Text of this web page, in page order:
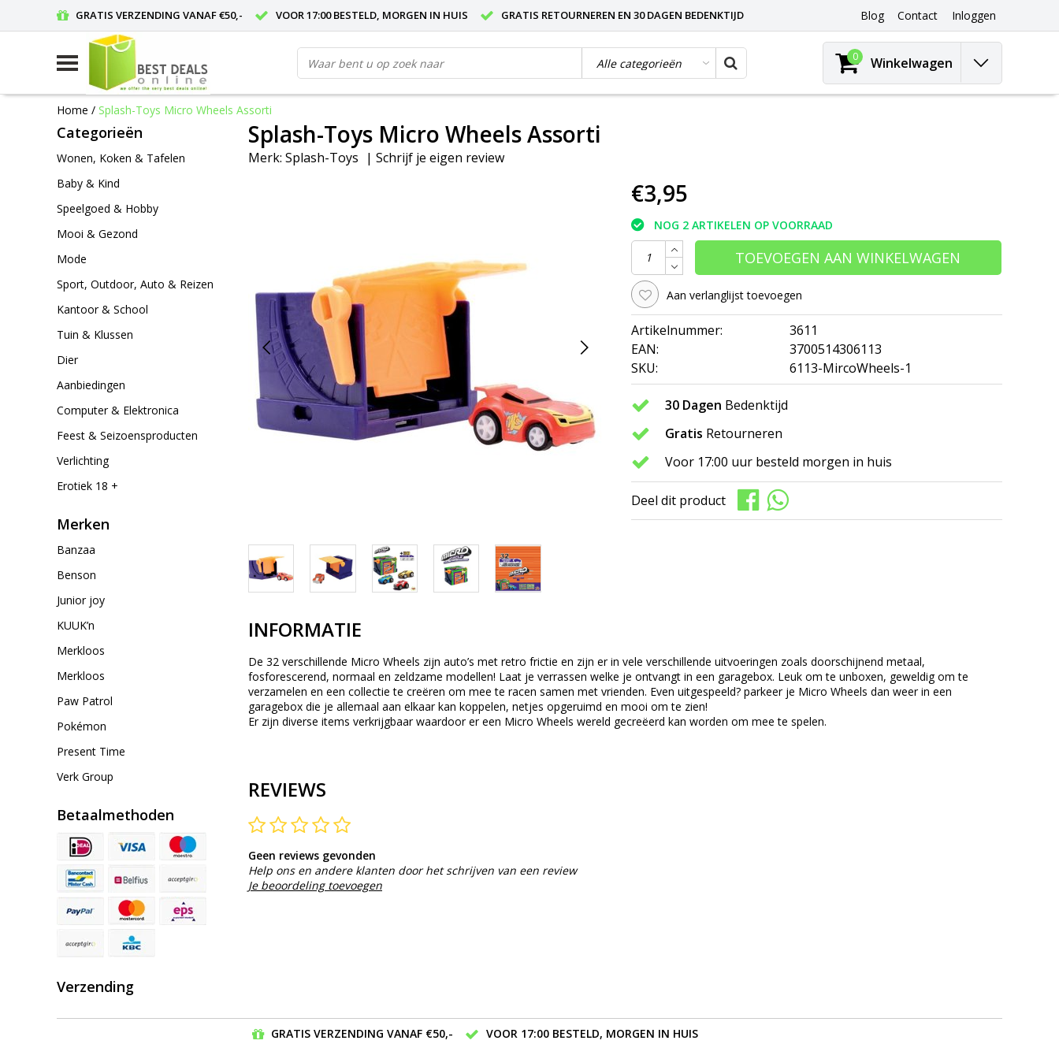
GRATIS VERZENDING VANAF €50,- VOOR 17:00 BESTELD, MORGEN IN HUIS GRATIS RETOURNEREN EN 30 DAGEN BEDENKTIJD Blog Contact Inloggen
0 Winkelwagen
Home / Splash-Toys Micro Wheels Assorti
Categorieën
Wonen, Koken & Tafelen
Baby & Kind
Speelgoed & Hobby
Mooi & Gezond
Mode
Sport, Outdoor, Auto & Reizen
Kantoor & School
Tuin & Klussen
Dier
Aanbiedingen
Computer & Elektronica
Feest & Seizoensproducten
Verlichting
Erotiek 18 +
Merken
Banzaa
Benson
Junior joy
KUUK’n
Merkloos
Merkloos
Paw Patrol
Pokémon
Present Time
Verk Group
Betaalmethoden
Verzending
Splash-Toys Micro Wheels Assorti
Merk: Splash-Toys | Schrijf je eigen review
€3,95
NOG 2 ARTIKELEN OP VOORRAAD
TOEVOEGEN AAN WINKELWAGEN
Aan verlanglijst toevoegen
Artikelnummer:
3611
EAN:
3700514306113
SKU:
6113-MircoWheels-1
30 Dagen Bedenktijd
Gratis Retourneren
Voor 17:00 uur besteld morgen in huis
Deel dit product
INFORMATIE
De 32 verschillende Micro Wheels zijn auto’s met retro frictie en zijn er in vele verschillende uitvoeringen zoals doorschijnend metaal,
fosforescerend, normaal en zeldzame modellen! Laat je verrassen welke je ontvangt in een garagebox. Leuk om te unboxen, geweldig om te
verzamelen en een collectie te creëren om mee te racen samen met vrienden. Even uitgespeeld? parkeer je Micro Wheels dan weer in een
garagebox die je allemaal aan elkaar kan koppelen, netjes opgeruimd en mooi om te zien!
Er zijn diverse items verkrijgbaar waardoor er een Micro Wheels wereld gecreëerd kan worden om mee te spelen.
REVIEWS
Geen reviews gevonden
Help ons en andere klanten door het schrijven van een review
Je beoordeling toevoegen
GRATIS VERZENDING VANAF €50,-
VOOR 17:00 BESTELD, MORGEN IN HUIS